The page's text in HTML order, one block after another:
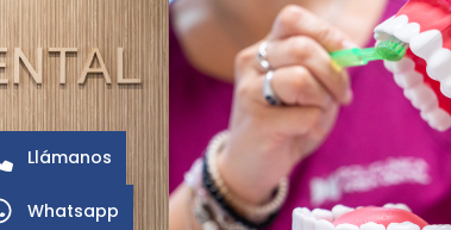
Llámanos
Whatsapp